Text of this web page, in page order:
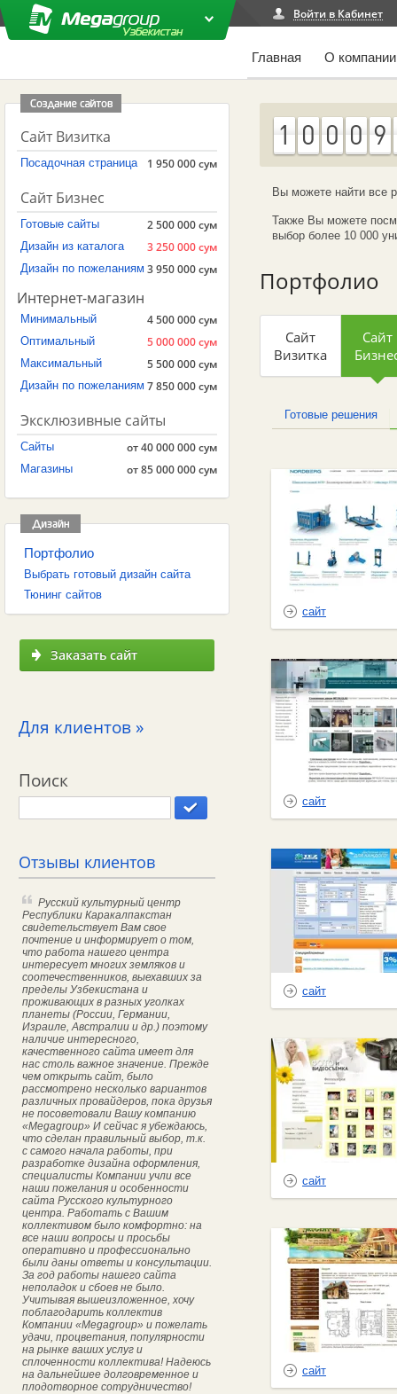
Войти в Кабинет
Главная О компании
1 0 0 0 9
Вы можете найти все
Также Вы можете
выбор более 10 000
Портфолио
Сайт
Визитка
Сайт
Готовые решения
сайт
сайт
сайт
сайт
сайт
Сайт Визитка
1 950 000 сум
Посадочная страница
Сайт Бизнес
2 500 000 сум
Готовые сайты
3 250 000 сум
Дизайн из каталога
3 950 000 сум
Дизайн по пожеланиям
Интернет-магазин
4 500 000 сум
Минимальный
5 000 000 сум
Оптимальный
5 500 000 сум
Максимальный
7 850 000 сум
Дизайн по пожеланиям
Эксклюзивные сайты
от 40 000 000 сум
Сайты
от 85 000 000 сум
Магазины
Портфолио
Выбрать готовый дизайн сайта
Тюнинг сайтов
Заказать сайт
Для клиентов »
Поиск
Отзывы клиентов
Русский культурный центр
Республики Каракалпакстан
свидетельствует Вам свое
почтение и информирует о том,
что работа нашего центра
интересует многих земляков и
соотечественников, выехавших за
пределы Узбекистана и
проживающих в разных уголках
планеты (России, Германии,
Израиле, Австралии и др.) поэтому
наличие интересного,
качественного сайта имеет для
нас столь важное значение. Прежде
чем открыть сайт, было
рассмотрено несколько вариантов
различных провайдеров, пока друзья
не посоветовали Вашу компанию
«Megagroup» И сейчас я убеждаюсь,
что сделан правильный выбор, т.к.
с самого начала работы, при
разработке дизайна оформления,
специалисты Компании учли все
наши пожелания и особенности
сайта Русского культурного
центра. Работать с Вашим
коллективом было комфортно: на
все наши вопросы и просьбы
оперативно и профессионально
были даны ответы и консультации.
За год работы нашего сайта
неполадок и сбоев не было.
Учитывая вышеизложенное, хочу
поблагодарить коллектив
Компании «Megagroup» и пожелать
удачи, процветания, популярности
на рынке ваших услуг и
сплоченности коллектива! Надеюсь
на дальнейшее долговременное и
плодотворное сотрудничество!